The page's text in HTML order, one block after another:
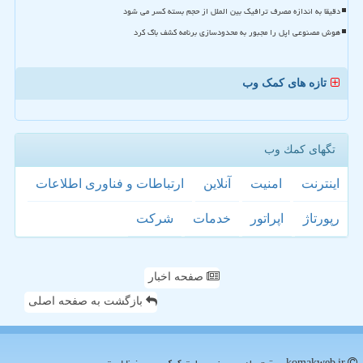
دقیقا به اندازه مصرف ترافیک بین الملل از حجم بسته کسر می شود
هوش مصنوعی اپل را مجبور به محدودسازی برنامه کشف باگ کرد
تازه های کمک وب
تگهای كمك وب
اینترنت امنیت آنلاین ارتباطات و فناوری اطلاعات
رپورتاژ اپراتور خدمات شركت
صفحه اخبار
بازگشت به صفحه اصلی